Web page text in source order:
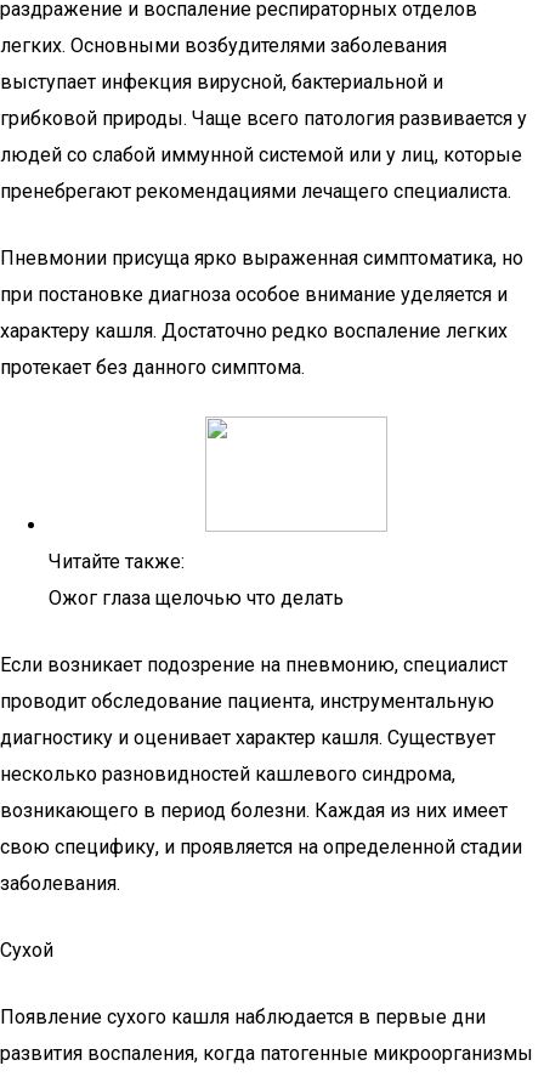
раздражение и воспаление респираторных отделов
легких. Основными возбудителями заболевания
выступает инфекция вирусной, бактериальной и
грибковой природы. Чаще всего патология развивается у
людей со слабой иммунной системой или у лиц, которые
пренебрегают рекомендациями лечащего специалиста.
Пневмонии присуща ярко выраженная симптоматика, но
при постановке диагноза особое внимание уделяется и
характеру кашля. Достаточно редко воспаление легких
протекает без данного симптома.
Читайте также:
Ожог глаза щелочью что делать
Если возникает подозрение на пневмонию, специалист
проводит обследование пациента, инструментальную
диагностику и оценивает характер кашля. Существует
несколько разновидностей кашлевого синдрома,
возникающего в период болезни. Каждая из них имеет
свою специфику, и проявляется на определенной стадии
заболевания.
Сухой
Появление сухого кашля наблюдается в первые дни
развития воспаления, когда патогенные микроорганизмы